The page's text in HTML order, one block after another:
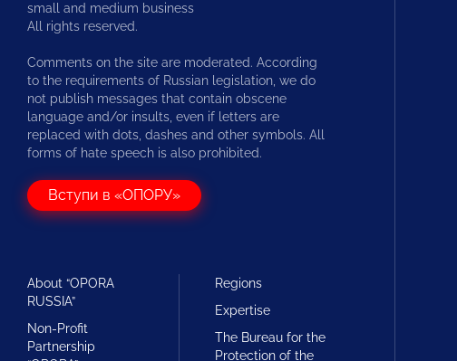
small and medium business
All rights reserved.
Comments on the site are moderated. According
to the requirements of Russian legislation, we do
not publish messages that contain obscene
language and/or insults, even if letters are
replaced with dots, dashes and other symbols. All
forms of hate speech is also prohibited.
Вступи в «ОПОРУ»
About “OPORA
RUSSIA”
Non-Profit
Partnership
Regions
Expertise
The Bureau for the
Protection of the